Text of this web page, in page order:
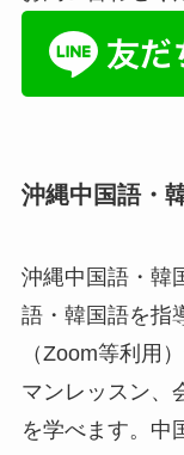
沖縄中国語・
沖縄中国語・韓
語・韓国語を指
（Zoom等利用
マンレッスン、
を学べます。中